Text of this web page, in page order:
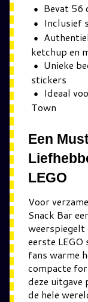
Bevat 56
Inclusief
ketchup en
Unieke
stickers
Ideaal
Town
Een
LEGO
Voor
Snack Bar
weerspiegelt
eerste
fans warme
compacte
deze uitgave
de hele